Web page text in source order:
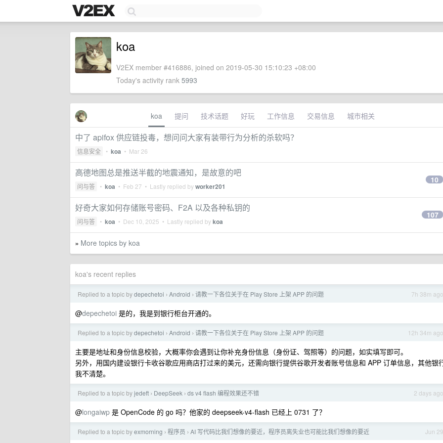
koa
V2EX member #416886, joined on 2019-05-30 15:10:23 +08:00
Today's activity rank 5993
koa 提问 技术话题 好玩 工作信息 交易信息 城市相关
中了 apifox 供应链投毒，想问问大家有装带行为分析的杀软吗？
信息安全 • koa • Mar 26
高德地图总是推送半截的地震通知，是故意的吧
问与答 • koa • Feb 27 • Lastly replied byworker201
10
好奇大家如何存储账号密码、F2A 以及各种私钥的
问与答 • koa • Dec 10, 2025 • Lastly replied bykoa
107
» More topics by koa
koa's recent replies
7h 38m ago
Replied to a topic bydepechetoi › Android › 请教一下各位关于在 Play Store 上架 APP 的问题
@depechetoi 是的，我是到银行柜台开通的。
12h 34m ago
Replied to a topic bydepechetoi › Android › 请教一下各位关于在 Play Store 上架 APP 的问题
主要是地址和身份信息校验，大概率你会遇到让你补充身份信息（身份证、驾照等）的问题，如实填写即可。
另外，用国内建设银行卡收谷歌应用商店打过来的美元，还需向银行提供谷歌开发者账号信息和 APP 订单信息，其他银
我不清楚。
2 days ago
Replied to a topic byjedeft › DeepSeek › ds v4 flash 编程效果还不错
@longaiwp 是 OpenCode 的 go 吗？他家的 deepseek-v4-flash 已经上 0731 了？
Jun 29
Replied to a topic byexmorning › 程序员 › AI 写代码比我们想像的要近，程序员离失业也可能比我们想像的要近